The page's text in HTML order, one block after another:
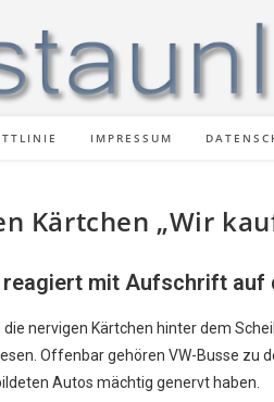
IMPRESSUM
Kärtchen „Wir
mit Aufschrift auf
nervigen Kärtchen hinter dem
Offenbar gehören VW-Busse zu
Autos mächtig genervt haben.